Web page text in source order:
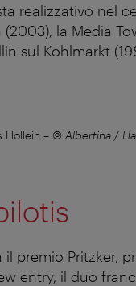
realizzativo nel
la Media
sul Kohlmarkt
Hollein – © Albertina /
premio Pritzker,
entry, il duo